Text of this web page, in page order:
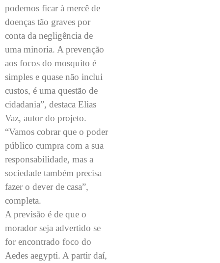
podemos ficar à mercê de
doenças tão graves por
conta da negligência de
uma minoria. A prevenção
aos focos do mosquito é
simples e quase não inclui
custos, é uma questão de
cidadania”, destaca Elias
Vaz, autor do projeto.
“Vamos cobrar que o poder
público cumpra com a sua
responsabilidade, mas a
sociedade também precisa
fazer o dever de casa”,
completa.
A previsão é de que o
morador seja advertido se
for encontrado foco do
Aedes aegypti. A partir daí,